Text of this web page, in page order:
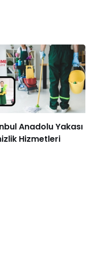
Anadolu Yakası
Hizmetleri